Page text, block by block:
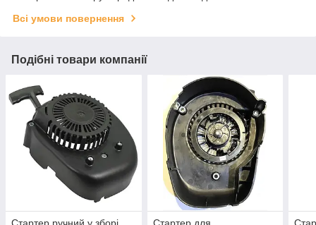
Всі умови повернення
Подібні товари компанії
Стартер ручний у зборі Стартер для